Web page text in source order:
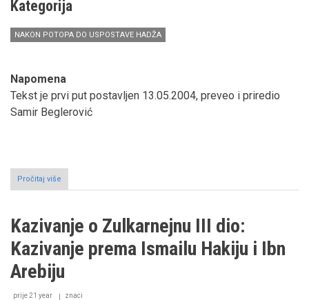
Kategorija
NAKON POTOPA DO USPOSTAVE HADŽA
Napomena
Tekst je prvi put postavljen 13.05.2004, preveo i priredio
Samir Beglerović
Pročitaj više
Kazivanje
II
dio:
Kazivanje
prema
Saidu
Kazivanje o Zulkarnejnu III dio:
Kazivanje prema Ismailu Hakiju i Ibn
Arebiju
prije 21 year znaci